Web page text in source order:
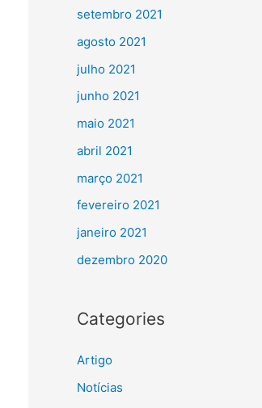
setembro 2021
agosto 2021
julho 2021
junho 2021
maio 2021
abril 2021
março 2021
fevereiro 2021
janeiro 2021
dezembro 2020
Categories
Artigo
Notícias